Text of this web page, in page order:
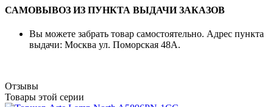
САМОВЫВОЗ ИЗ ПУНКТА ВЫДАЧИ ЗАКАЗОВ
Вы можете забрать товар самостоятельно. Адрес пункта
выдачи: Москва ул. Поморская 48А.
Отзывы
Товары этой серии